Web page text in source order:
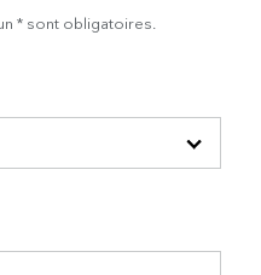
* sont obligatoires.